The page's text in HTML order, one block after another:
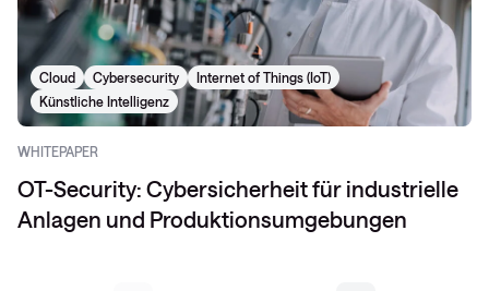
Cloud Cybersecurity
Internet of Things (IoT)
Künstliche Intelligenz
WHITEPAPER
OT-Security: Cybersicherheit für industrielle
Anlagen und Produktionsumgebungen